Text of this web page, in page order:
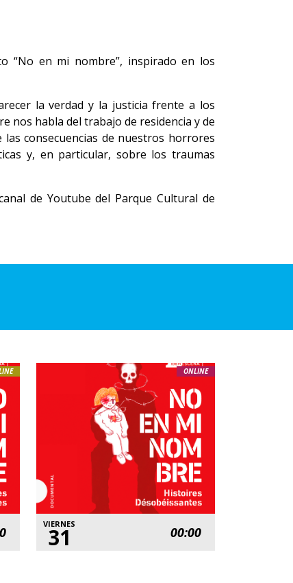
“No en mi nombre”, inspirado en los
la verdad y la justicia frente a los
nos habla del trabajo de residencia y de
consecuencias de nuestros horrores
y, en particular, sobre los traumas
de Youtube del Parque Cultural de
ONLINE
VIERNES
31 00:00